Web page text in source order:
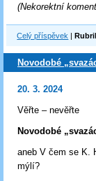
(Nekorektní
Celý příspěvek |
Novodobé
20. 3. 2024
Věřte – nevěřte
Novodobé
aneb V čem se K.
mýlí?